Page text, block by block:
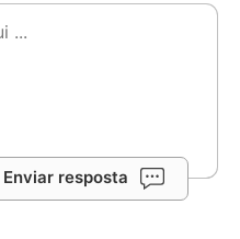
Enviar resposta